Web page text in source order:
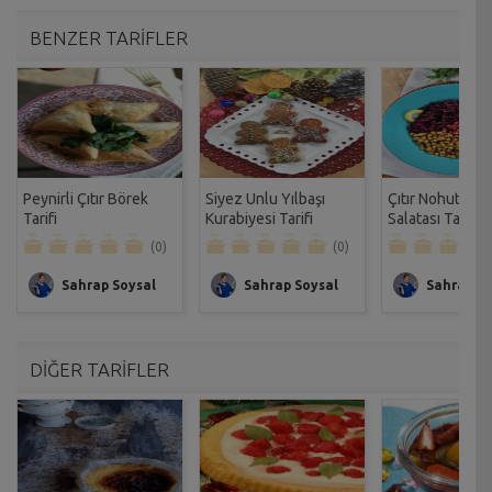
BENZER TARİFLER
Peynirli Çıtır Börek
Tarifi
(0)
Sahrap Soysal
Siyez Unlu Yılbaşı
Kurabiyesi Tarifi
(0)
Sahrap Soysal
Çıtır Nohutlu
Salatası Tarifi
Sahrap
DİĞER TARİFLER